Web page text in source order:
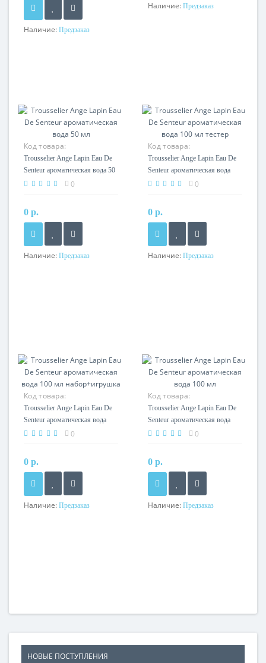
Наличие: Предзаказ
Наличие: Предзаказ
Код товара:
Trousselier Ange Lapin Eau De
Senteur ароматическая вода 50
мл
0
0 р.
Наличие: Предзаказ
Код товара:
Trousselier Ange Lapin Eau De
Senteur ароматическая вода
100 мл тестер
0
0 р.
Наличие: Предзаказ
Код товара:
Trousselier Ange Lapin Eau De
Senteur ароматическая вода
100 мл набор+игрушка
0
0 р.
Наличие: Предзаказ
Код товара:
Trousselier Ange Lapin Eau De
Senteur ароматическая вода
100 мл
0
0 р.
Наличие: Предзаказ
НОВЫЕ ПОСТУПЛЕНИЯ